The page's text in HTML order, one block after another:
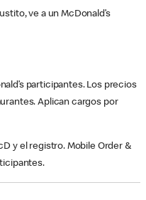
ve a un McDonald’s
participantes. Los precios
Aplican cargos por
y el registro. Mobile Order &